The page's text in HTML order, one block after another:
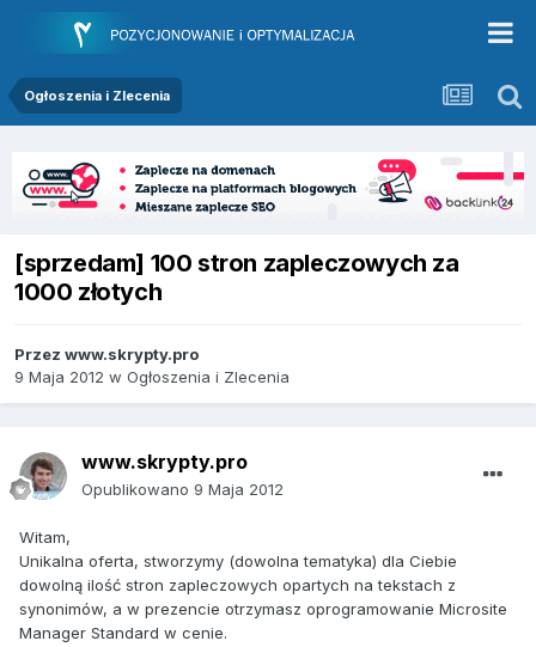
Ogłoszenia i Zlecenia
[sprzedam] 100 stron zapleczowych za
1000 złotych
Przez www.skrypty.pro
9 Maja 2012 w Ogłoszenia i Zlecenia
www.skrypty.pro
Opublikowano 9 Maja 2012
Witam,
Unikalna oferta, stworzymy (dowolna tematyka) dla Ciebie
dowolną ilość stron zapleczowych opartych na tekstach z
synonimów, a w prezencie otrzymasz oprogramowanie Microsite
Manager Standard w cenie.